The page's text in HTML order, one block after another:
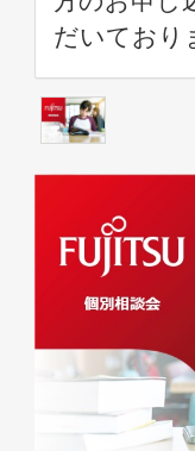
だいており